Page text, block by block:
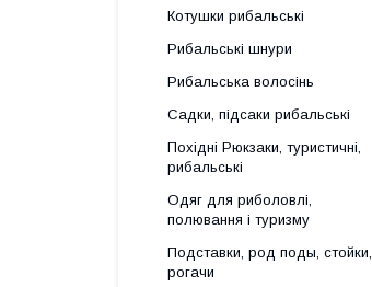
Котушки рибальські
Рибальські шнури
Рибальська волосінь
Садки, підсаки рибальські
Похідні Рюкзаки, туристичні,
рибальські
Одяг для риболовлі,
полювання і туризму
Подставки, род поды, стойки,
рогачи